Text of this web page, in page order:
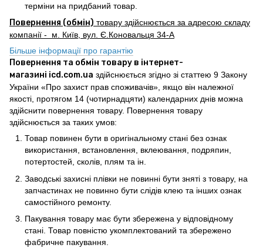
терміни на придбаний товар.
Повернення (обмін) товару здійснюється за адресою складу
компанії - м. Київ, вул. Є.Коновальця 34-А
Більше інформації про гарантію
Повернення та обмін товару в інтернет-
магазині icd.com.ua здійснюється згідно зі статтею 9 Закону
України «Про захист прав споживачів», якщо він належної
якості, протягом 14 (чотирнадцяти) календарних днів можна
здійснити повернення товару. Повернення товару
здійснюється за таких умов:
Товар повинен бути в оригінальному стані без ознак
використання, встановлення, вклеювання, подряпин,
потертостей, сколів, плям та ін.
Заводські захисні плівки не повинні бути зняті з товару, на
запчастинах не повинно бути слідів клею та інших ознак
самостійного ремонту.
Пакування товару має бути збережена у відповідному
стані. Товар повністю укомплектований та збережено
фабричне пакування.